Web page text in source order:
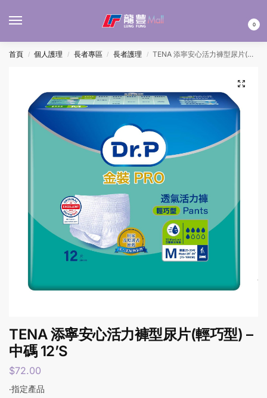
0
首頁 / 個人護理 / 長者專區 / 長者護理 / TENA 添寧安心活力褲型尿片(輕巧型) – 中碼 12’S
TENA 添寧安心活力褲型尿片(輕巧型) –
中碼 12’S
$72.00
‧指定產品